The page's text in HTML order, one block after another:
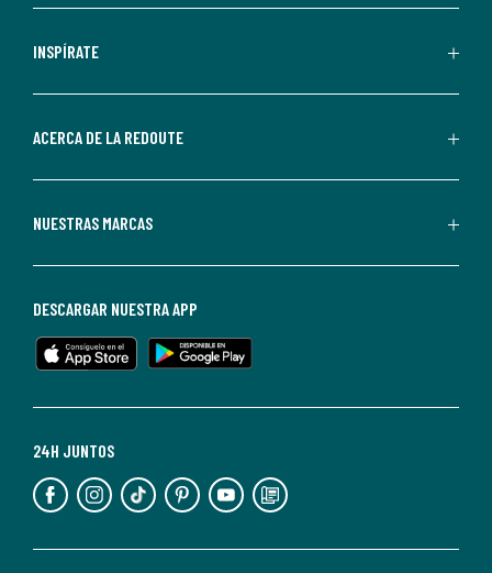
comerciales
personalizadas
parte
Redoute.
de
en
cualquier
Para
información,
puedes
nuestra
INSPÍRATE
ACERCA DE LA REDOUTE
NUESTRAS MARCAS
24H JUNTOS
DESCARGAR NUESTRA APP